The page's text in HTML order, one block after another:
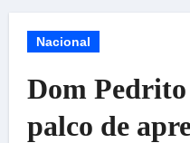
Nacional
Dom
palco de